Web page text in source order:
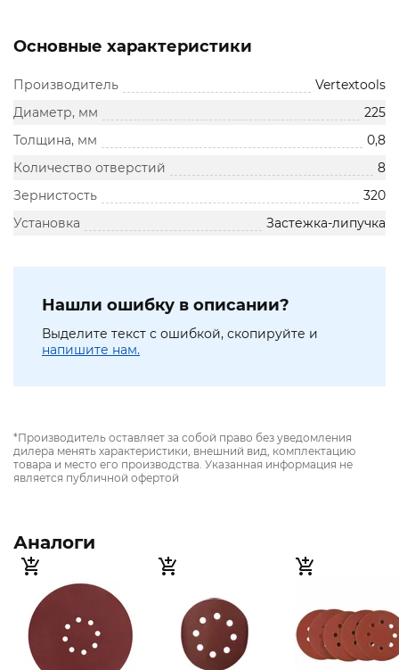
Основные характеристики
Производитель
Vertextools
Диаметр, мм
225
Толщина, мм
0,8
Количество отверстий
8
Зернистость
320
Установка
Застежка-липучка
Нашли ошибку в описании?
Выделите текст с ошибкой, скопируйте и
напишите нам.
*Производитель оставляет за собой право без уведомления
дилера менять характеристики, внешний вид, комплектацию
товара и место его производства. Указанная информация не
является публичной офертой
Аналоги